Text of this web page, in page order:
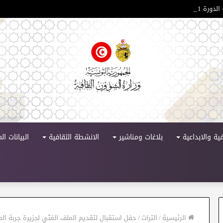
11
والابداعية بلاغات ومناشير الانشطة الثقافية البيانات
الرئيسية/التراث/حفل استقبال لتقديم الملف الفنّي لجزيرة جربة